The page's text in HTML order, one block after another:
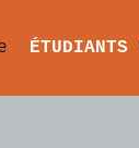
ÉTUDIANTS